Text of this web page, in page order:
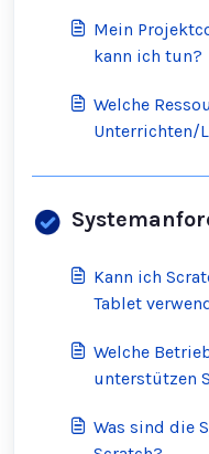
Mein
kann ich tun?
Welche
Unterrichten/
Kann ich
Tablet
Welche
unterstützen
Was sind die